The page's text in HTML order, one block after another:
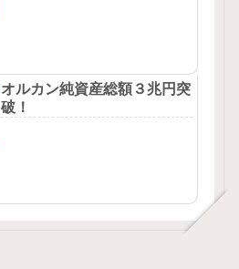
オルカン純資産総額３兆円突
破！